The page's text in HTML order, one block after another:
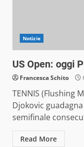
Notizie
US Open: oggi
Francesca Schito
TENNIS (Flushing
Djokovic
semifinale
Read More